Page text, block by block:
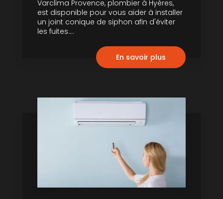
Varclima Provence, plombier à Hyères,
est disponible pour vous aider à installer
un joint conique de siphon afin d'éviter
les fuites....
En savoir plus